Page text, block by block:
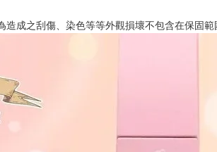
成之刮傷、染色等等外觀損壞不包含在保固範